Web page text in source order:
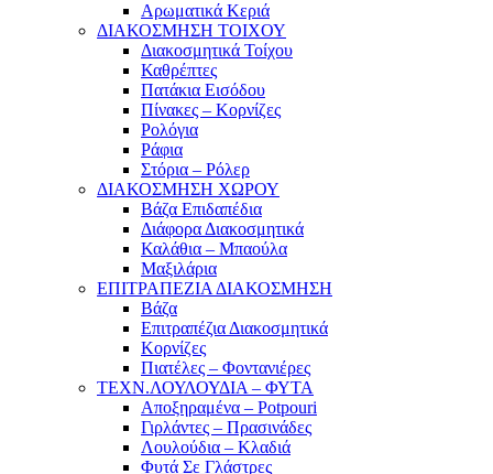
Αρωματικά Κεριά
ΔΙΑΚΟΣΜΗΣΗ ΤΟΙΧΟΥ
Διακοσμητικά Τοίχου
Καθρέπτες
Πατάκια Εισόδου
Πίνακες – Κορνίζες
Ρολόγια
Ράφια
Στόρια – Ρόλερ
ΔΙΑΚΟΣΜΗΣΗ ΧΩΡΟΥ
Βάζα Επιδαπέδια
Διάφορα Διακοσμητικά
Καλάθια – Μπαούλα
Μαξιλάρια
ΕΠΙΤΡΑΠΕΖΙΑ ΔΙΑΚΟΣΜΗΣΗ
Βάζα
Επιτραπέζια Διακοσμητικά
Κορνίζες
Πιατέλες – Φοντανιέρες
ΤΕΧΝ.ΛΟΥΛΟΥΔΙΑ – ΦΥΤΑ
Αποξηραμένα – Potpouri
Γιρλάντες – Πρασινάδες
Λουλούδια – Κλαδιά
Φυτά Σε Γλάστρες